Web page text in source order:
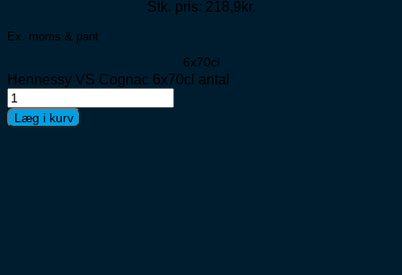
Stk. pris: 218,9kr.
Ex. moms & pant
6x70cl
Hennessy VS Cognac 6x70cl antal
Læg i kurv